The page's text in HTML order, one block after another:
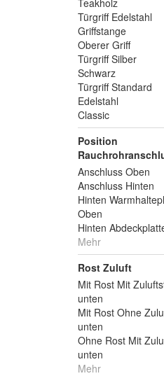
Teakholz
Türgriff Edelstahl
Griffstange
Oberer Griff
Türgriff Silber
Schwarz
Türgriff Standard
Edelstahl
Classic
Position
Anschluss Oben
Anschluss Hinten
Hinten
Oben
Hinten
Mehr
Rost Zuluft
Mit Rost Mit
unten
Mit Rost Ohne
unten
Ohne Rost Mit
unten
Mehr